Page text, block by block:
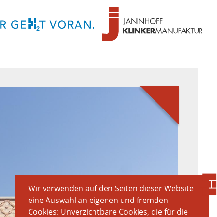
Wir verwenden auf den Seiten dieser Website
eine Auswahl an eigenen und fremden
Cookies: Unverzichtbare Cookies, die für die